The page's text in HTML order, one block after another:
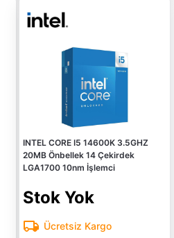
INTEL CORE I5 14600K 3.5GHZ
20MB Önbellek 14 Çekirdek
LGA1700 10nm İşlemci
Stok Yok
Ücretsiz Kargo